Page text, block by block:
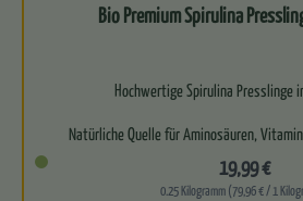
Bio Premium Spirulina
Hochwertige Spirulina Presslinge
Natürliche Quelle für Aminosäuren,
19,99 €
0.25 Kilogramm (79,96 € / 1